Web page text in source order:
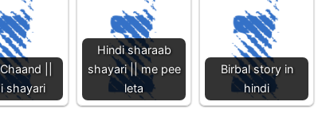
||
shayari
Hindi sharaab
shayari || me pee
leta
Birbal story in
hindi